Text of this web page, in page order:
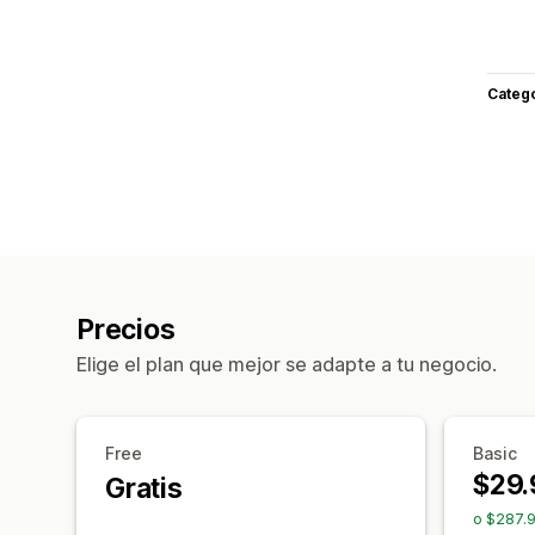
Precios
Elige el plan que mejor se adapte a tu negocio.
Free
Gratis
Basic
o